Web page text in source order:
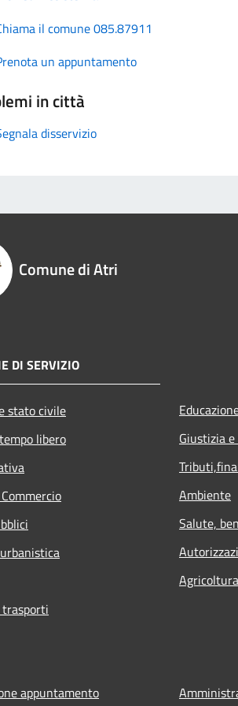
il comune 085.87911
un appuntamento
in città
disservizio
Comune di Atri
DI SERVIZIO
stato civile
libero
Giustizia
Ambiente
Salute,
appuntamento